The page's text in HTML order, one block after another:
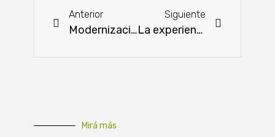
Anterior
Modernización de la educación agropecuaria: el impulso de la ITAIPU, el MAG y la UNOPS
Siguiente
La experiencia en el mercado nacional que inspira confianza en los productores pecuarios
Mirá más